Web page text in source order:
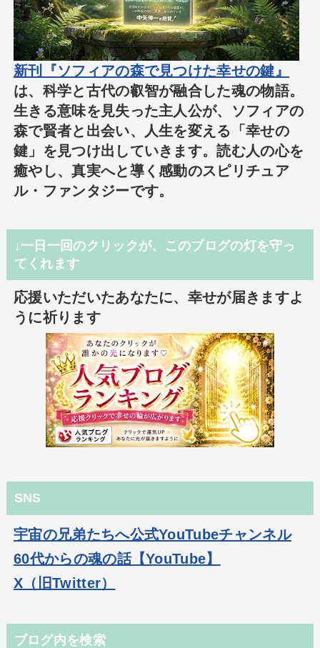
新刊『ソフィアの森で見つけた幸せの鍵』
は、科学と古代の叡智が融合した魂の物語。
生きる意味を見失った主人公が、ソフィアの
森で賢者と出会い、人生を変える「幸せの
鍵」を見つけ出していきます。読む人の心を
癒やし、真実へと導く感動のスピリチュア
ル・ファンタジーです。
↓一日一回のクリックが、このブログの灯を守っ
てくれます
応援いただいたあなたに、幸せが届きますよ
うに祈ります
SNS
宇宙の兄弟たちへ公式YouTubeチャンネル
60代からの魂の話【YouTube】
X（旧Twitter）
ブログ内を検索